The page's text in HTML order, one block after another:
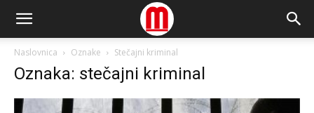
Naslovnica Oznake Stečajni kriminal
Oznaka: stečajni kriminal